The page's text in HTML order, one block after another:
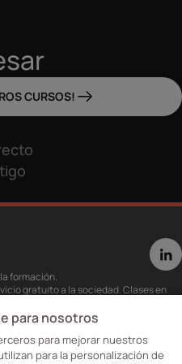
CURSOS!
formación.
gratuito a la sociedad. Clases en
seas opositor o estés formándote
a la carta para ver cuándo y dónde
para nosotros
para mejorar nuestros
para la personalización de